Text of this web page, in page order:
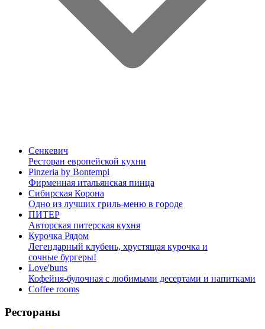
Сенкевич
Ресторан европейской кухни
Pinzeria by Bontempi
Фирменная итальянская пинца
Сибирская Корона
Одно из лучших гриль-меню в городе
ПИТЕР
Авторская питерская кухня
Курочка Рядом
Легендарный клубень, хрустящая курочка и
сочные бургеры!
Love'buns
Кофейня-булочная с любимыми десертами и напитками
Coffee rooms
Рестораны